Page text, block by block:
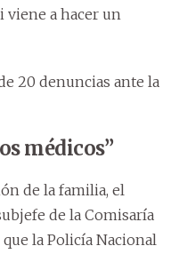
viene a hacer un
20 denuncias ante la
médicos”
de la familia, el
de la Comisaría
la Policía Nacional